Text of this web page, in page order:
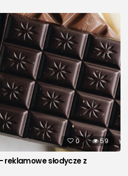
0 59
reklamowe słodycze z